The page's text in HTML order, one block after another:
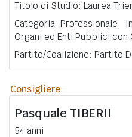
Titolo di Studio: Laurea
Categoria Professionale:
Organi ed Enti Pubblici
Partito/Coalizione: Partito
Consigliere
Pasquale TIBERII
54 anni